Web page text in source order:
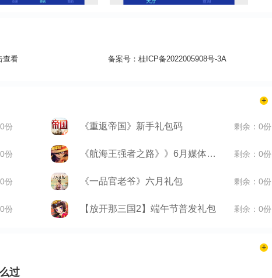
查看 备案号： 桂ICP备2022005908号-3A
份 《重返帝国》新手礼包码 剩余：0份
份 《航海王强者之路》》6月媒体礼包 剩余：0份
份 《一品官老爷》六月礼包 剩余：0份
份 【放开那三国2】端午节普发礼包 剩余：0份
过